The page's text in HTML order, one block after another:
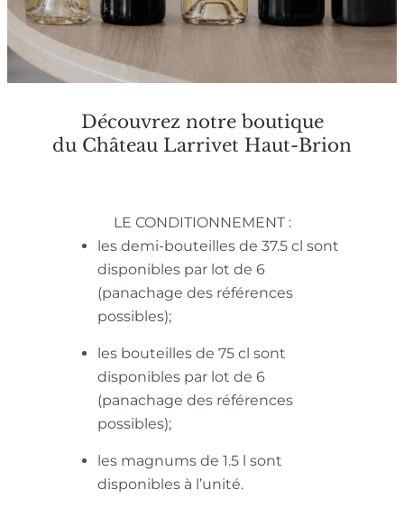
Découvrez notre boutique
du Château Larrivet Haut-Brion
LE CONDITIONNEMENT :
les demi-bouteilles de 37.5 cl sont
disponibles par lot de 6
(panachage des références
possibles);
les bouteilles de 75 cl sont
disponibles par lot de 6
(panachage des références
possibles);
les magnums de 1.5 l sont
disponibles à l’unité.